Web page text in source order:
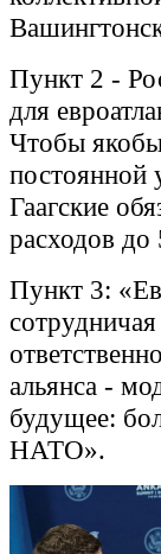
Пункт 2 -
для
Чтобы якобы
постоянной
Гаагские
расходов
Пункт 3:
альянса -
будущее:
НАТО».